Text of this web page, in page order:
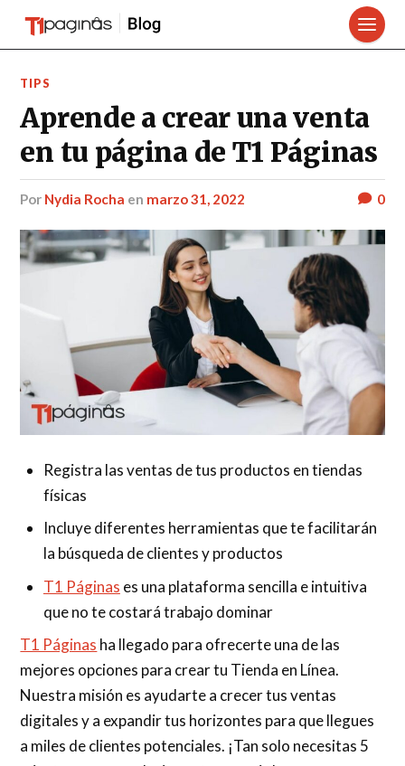
TIPS
Aprende a crear una venta
en tu página de T1 Páginas
por Nydia Rocha en marzo 31, 2022 0
Registra las ventas de tus productos en tiendas
físicas
Incluye diferentes herramientas que te facilitarán
la búsqueda de clientes y productos
T1 Páginas es una plataforma sencilla e intuitiva
que no te costará trabajo dominar
T1 Páginas ha llegado para ofrecerte una de las
mejores opciones para crear tu Tienda en Línea.
Nuestra misión es ayudarte a crecer tus ventas
digitales y a expandir tus horizontes para que llegues
a miles de clientes potenciales. ¡Tan solo necesitas 5